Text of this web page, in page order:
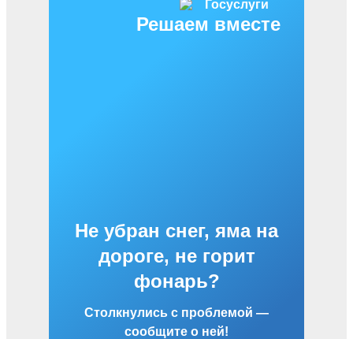
Решаем вместе
Не убран снег, яма на
дороге, не горит
фонарь?
Столкнулись с проблемой —
сообщите о ней!